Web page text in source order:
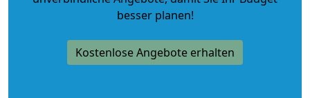
besser planen!
Kostenlose Angebote erhalten